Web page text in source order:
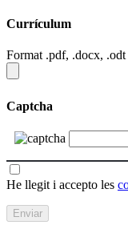
Currículum
Format .pdf, .docx,
Captcha
He llegit i accepto les